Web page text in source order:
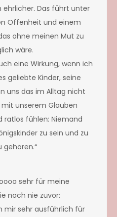
Das führt unter
Offenheit und einem
ohne meinen Mut zu
wäre.
eine Wirkung, wenn ich
geliebte Kinder, seine
uns das im Alltag nicht
mit unserem Glauben
fühlen: Niemand
zu sein und zu
gehören.“
sehr für meine
noch nie zuvor:
mir sehr ausführlich für